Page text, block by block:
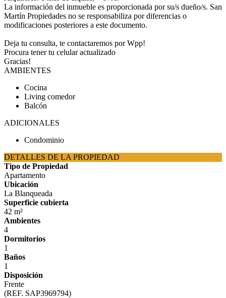
La información del inmueble es proporcionada por su/s dueño/s. San
Martín Propiedades no se responsabiliza por diferencias o
modificaciones posteriores a este documento.
Deja tu consulta, te contactaremos por Wpp!
Procura tener tu celular actualizado
Gracias!
AMBIENTES
Cocina
Living comedor
Balcón
ADICIONALES
Condominio
DETALLES DE LA PROPIEDAD
Tipo de Propiedad
Apartamento
Ubicación
La Blanqueada
Superficie cubierta
42 m²
Ambientes
4
Dormitorios
1
Baños
1
Disposición
Frente
(REF. SAP3969794)